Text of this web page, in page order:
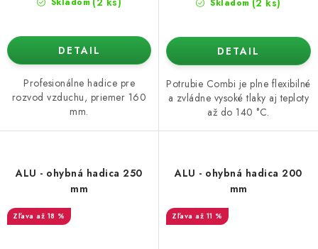
DETAIL
Profesionálne hadice pre
rozvod vzduchu, priemer 160
mm.
DETAIL
Potrubie Combi je plne flexibilné
a zvládne vysoké tlaky aj teploty
až do 140 °C.
ALU - ohybná hadica 250
mm
až 18 %
ALU - ohybná hadica 200
mm
až 11 %